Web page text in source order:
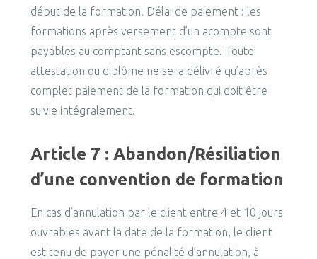
début de la formation. Délai de paiement : les
formations après versement d’un acompte sont
payables au comptant sans escompte. Toute
attestation ou diplôme ne sera délivré qu’après
complet paiement de la formation qui doit être
suivie intégralement.
Article 7 : Abandon/Résiliation
d’une convention de formation
En cas d’annulation par le client entre 4 et 10 jours
ouvrables avant la date de la formation, le client
est tenu de payer une pénalité d’annulation, à